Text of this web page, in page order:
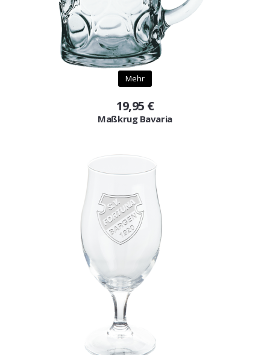
Mehr
19,95 €
Maßkrug Bavaria